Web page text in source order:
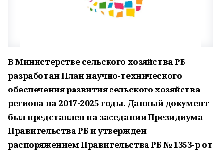
В Министерстве сельского хозяйства РБ
разработан План научно-технического
обеспечения развития сельского хозяйства
региона на 2017-2025 годы. Данный документ
был представлен на заседании Президиума
Правительства РБ и утвержден
распоряжением Правительства РБ № 1353-р от